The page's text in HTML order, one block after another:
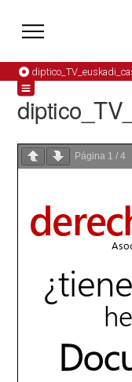
Página 1 /4